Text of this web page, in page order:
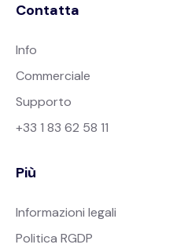
Contatta
Info
Commerciale
Supporto
+33 1 83 62 58 11
Più
Informazioni legali
Politica RGDP